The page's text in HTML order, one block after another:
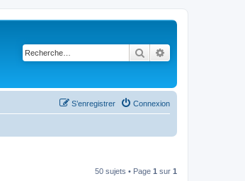
Rechercher
Connexion
S’enregistrer
50 sujets • Page 1 sur 1